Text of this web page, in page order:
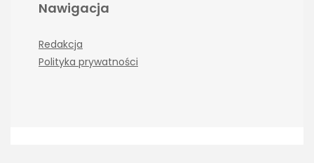
Nawigacja
Redakcja
Polityka prywatności